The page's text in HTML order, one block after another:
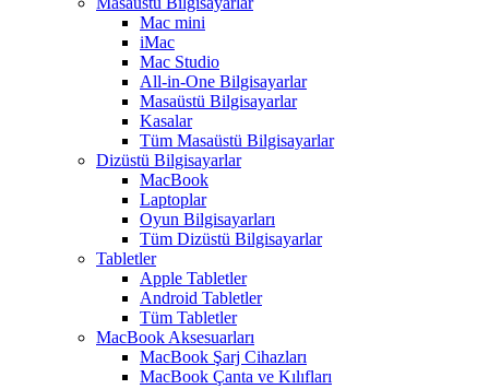
Mac mini
iMac
Mac Studio
All-in-One Bilgisayarlar
Masaüstü Bilgisayarlar
Kasalar
Tüm Masaüstü Bilgisayarlar
Dizüstü Bilgisayarlar
MacBook
Laptoplar
Oyun Bilgisayarları
Tüm Dizüstü Bilgisayarlar
Tabletler
Apple Tabletler
Android Tabletler
Tüm Tabletler
MacBook Aksesuarları
MacBook Şarj Cihazları
MacBook Çanta ve Kılıfları